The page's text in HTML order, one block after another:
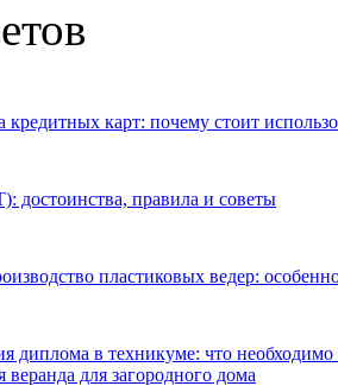
карт: почему стоит
достоинства, правила и советы
пластиковых ведер:
диплома в техникуме: что необходимо
для загородного дома